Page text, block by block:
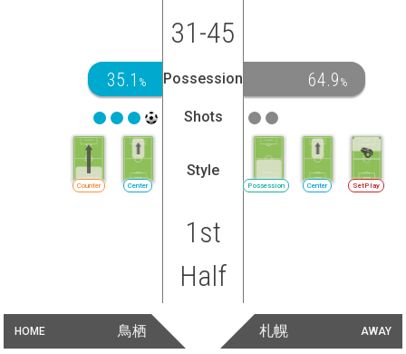
31-45
35.1 % Possession 64.9 %
Shots
Center
Counter
Style
Possession Center SetPlay
1st
Half
HOME 鳥栖 AWAY
札幌